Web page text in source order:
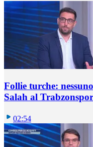
Follie turche:
Salah al Trabzonspor
02:54